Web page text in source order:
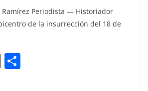
re
d
s
m
Ramírez Peri­odista — His­to­ri­ador
de la insur­rec­ción del 18 de
T